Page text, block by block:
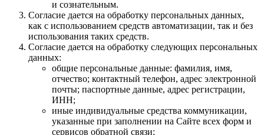
и сознательным.
Согласие дается на обработку персональных данных,
как с использованием средств автоматизации, так и без
использования таких средств.
Согласие дается на обработку следующих персональных
данных:
общие персональные данные: фамилия, имя,
отчество; контактный телефон, адрес электронной
почты; паспортные данные, адрес регистрации,
ИНН;
иные индивидуальные средства коммуникации,
указанные при заполнении на Сайте всех форм и
сервисов обратной связи;